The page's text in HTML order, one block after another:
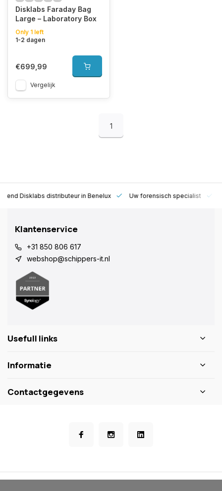
Disklabs Faraday Bag
Large – Laboratory Box
Only 1 left
1-2 dagen
€699,99
Vergelijk
1
Disklabs distributeur in Benelux Uw forensisch specialist
Klantenservice
+31 850 806 617
webshop@schippers-it.nl
Usefull links
Informatie
Contactgegevens